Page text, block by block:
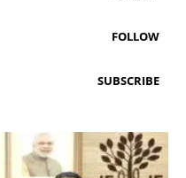
FOLLOW
SUBSCRIBE